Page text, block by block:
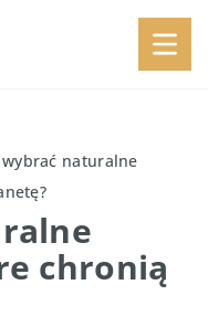
wybrać naturalne
chronią